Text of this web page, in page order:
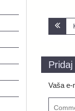
v
Vaša e-